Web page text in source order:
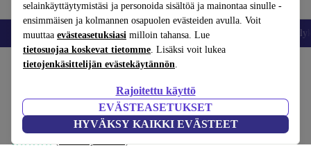
selainkäyttäytymistäsi ja personoida sisältöä ja mainontaa sinulle -
ensimmäisen ja kolmannen osapuolen evästeiden avulla. Voit
muuttaa evästeasetuksiasi milloin tahansa. Lue
tietosuojaa koskevat tietomme. Lisäksi voit lukea
tietojenkäsittelijän evästekäytännön.
Rajoitettu käyttö
EVÄSTEASETUKSET
HYVÄKSY KAIKKI EVÄSTEET
Matkapuhelimet ja älypuhelimet Kannettavat tietokoneet
Koti Tuotteet Pöytätietokoneet Lenovo-pöytätietokoneet
Lenovo Thinkstation P330 SFF Gen 2
i7-8700 | 32 GB | 512 GB SSD | Win 11 Pro